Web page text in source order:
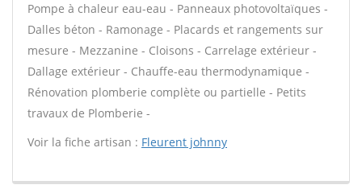
Pompe à chaleur eau-eau - Panneaux photovoltaïques -
Dalles béton - Ramonage - Placards et rangements sur
mesure - Mezzanine - Cloisons - Carrelage extérieur -
Dallage extérieur - Chauffe-eau thermodynamique -
Rénovation plomberie complète ou partielle - Petits
travaux de Plomberie -
Voir la fiche artisan : Fleurent johnny